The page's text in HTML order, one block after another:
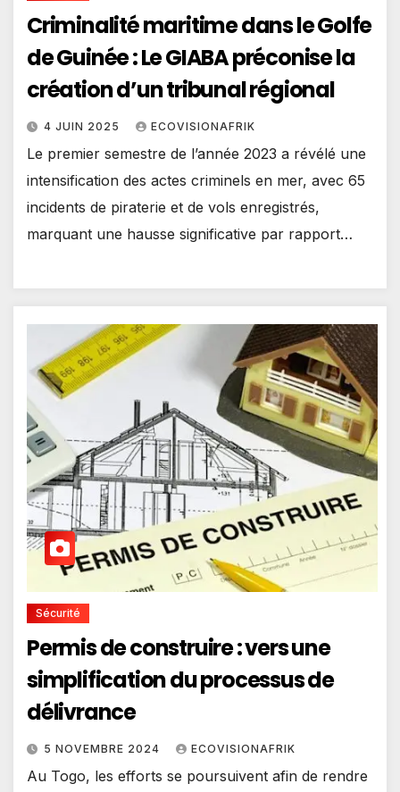
Criminalité maritime dans le Golfe
de Guinée : Le GIABA préconise la
création d’un tribunal régional
4 JUIN 2025 ECOVISIONAFRIK
Le premier semestre de l’année 2023 a révélé une
intensification des actes criminels en mer, avec 65
incidents de piraterie et de vols enregistrés,
marquant une hausse significative par rapport…
Sécurité
Permis de construire : vers une
simplification du processus de
délivrance
5 NOVEMBRE 2024 ECOVISIONAFRIK
Au Togo, les efforts se poursuivent afin de rendre